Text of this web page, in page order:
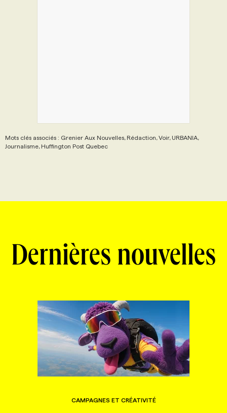
Mots clés associés : Grenier Aux Nouvelles, Rédaction, Voir, URBANIA,
Journalisme, Huffington Post Quebec
Dernières nouvelles
CAMPAGNES ET CRÉATIVITÉ